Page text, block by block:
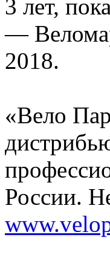
3 лет,
—
2018.
«Вело
России.